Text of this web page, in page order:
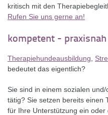
kritisch mit den
Rufen Sie uns gerne an!
kompetent -
Therapiehundeausbildung
bedeutet das eigentlich?
Sie sind in einem sozialen
tätig? Sie setzen bereits einen
für Ihre Unterstützung ein